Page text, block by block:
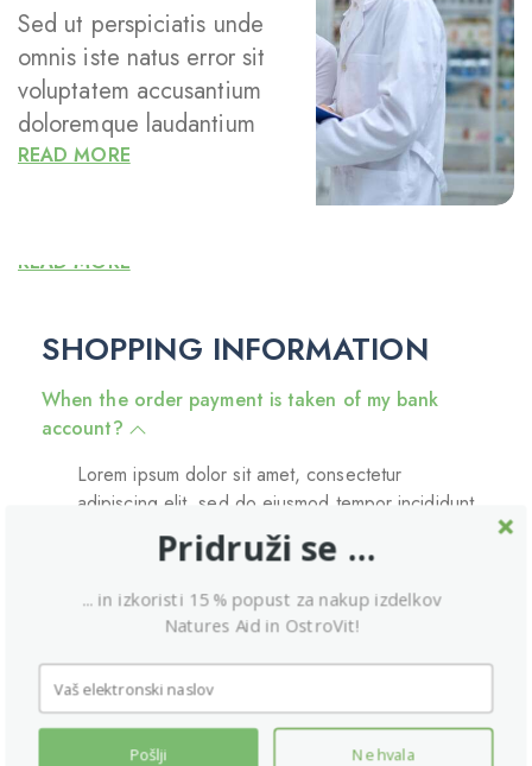
Sed ut perspiciatis unde
omnis iste natus error sit
voluptatem accusantium
doloremque laudantium
READ MORE
Eros pulvinar
habitant
Sed ut perspiciatis unde
omnis iste natus error sit
READ MORE
SHOPPING INFORMATION
When the order payment is taken of my bank
account?
Lorem ipsum dolor sit amet, consectetur
adipiscing elit, sed do eiusmod tempor incididunt
ut labore et dolore magna aliqua. Ut enim ad
minim veniam, quis nostrud exercitation ullamco
laboris nisi ut aliquip ex ea commodo consequat.
Duis aute irure dolor in reprehenderit in
What is wishlist?
Pridruži se ...
... in izkoristi 15 % popust za nakup izdelkov
Natures Aid in OstroVit!
Pošlji Ne hvala